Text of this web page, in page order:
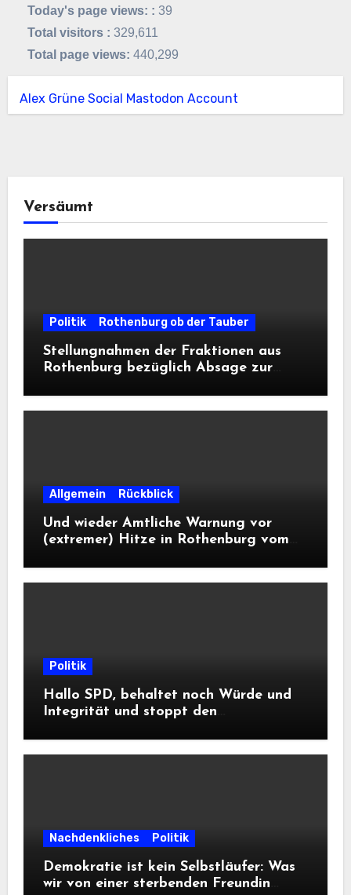
Today's page views: :39
Total visitors :329,611
Total page views:440,299
Alex Grüne Social Mastodon Account
Versäumt
Politik Rothenburg ob der Tauber
Stellungnahmen der Fraktionen aus
Rothenburg bezüglich Absage zur
Allgemein Rückblick
Und wieder Amtliche Warnung vor
(extremer) Hitze in Rothenburg vom
Politik
Hallo SPD, behaltet noch Würde und
Integrität und stoppt den
Informationsfreiheit!
Nachdenkliches Politik
Demokratie ist kein Selbstläufer: Was
wir von einer sterbenden Freundin